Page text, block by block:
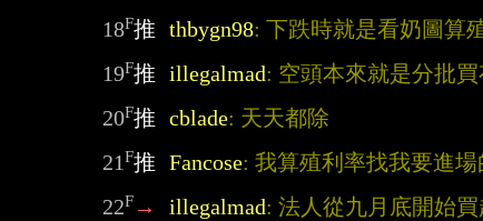
18F推 thbygn98: 下跌時就是看奶圖算
19F推 illegalmad: 空頭本來就是分批
20F推 cblade: 天天都除
21F推 Fancose: 我算殖利率找我要進場
22F → illegalmad: 法人從九月底開始